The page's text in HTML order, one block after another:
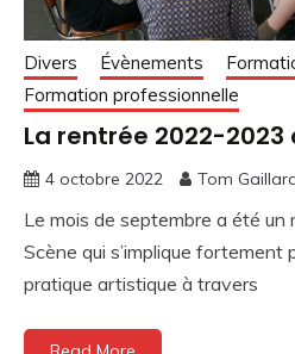
Divers Évènements
Formation professionnelle
La rentrée 2022-2023
4 octobre 2022 Tom
Le mois de septembre a été un
Scène qui s’implique fortement
pratique artistique à travers